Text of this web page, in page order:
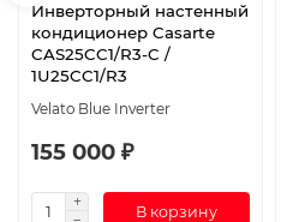
Инверторный настенный
кондиционер Casarte
CAS25CC1/R3-C /
1U25CC1/R3
Velato Blue Inverter
155 000 ₽
В корзину